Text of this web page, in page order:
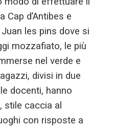
d’Antibes e
les pins dove si
mozzafiato, le più
nel verde e
divisi in due
docenti, hanno
stile caccia al
con risposte a